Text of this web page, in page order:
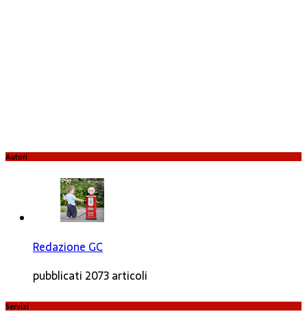
Autori
Redazione GC
pubblicati 2073 articoli
Servizi